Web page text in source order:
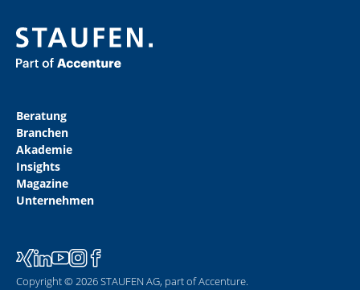
Beratung
Branchen
Akademie
Insights
Magazine
Unternehmen
Copyright © 2026 STAUFEN AG, part of Accenture.